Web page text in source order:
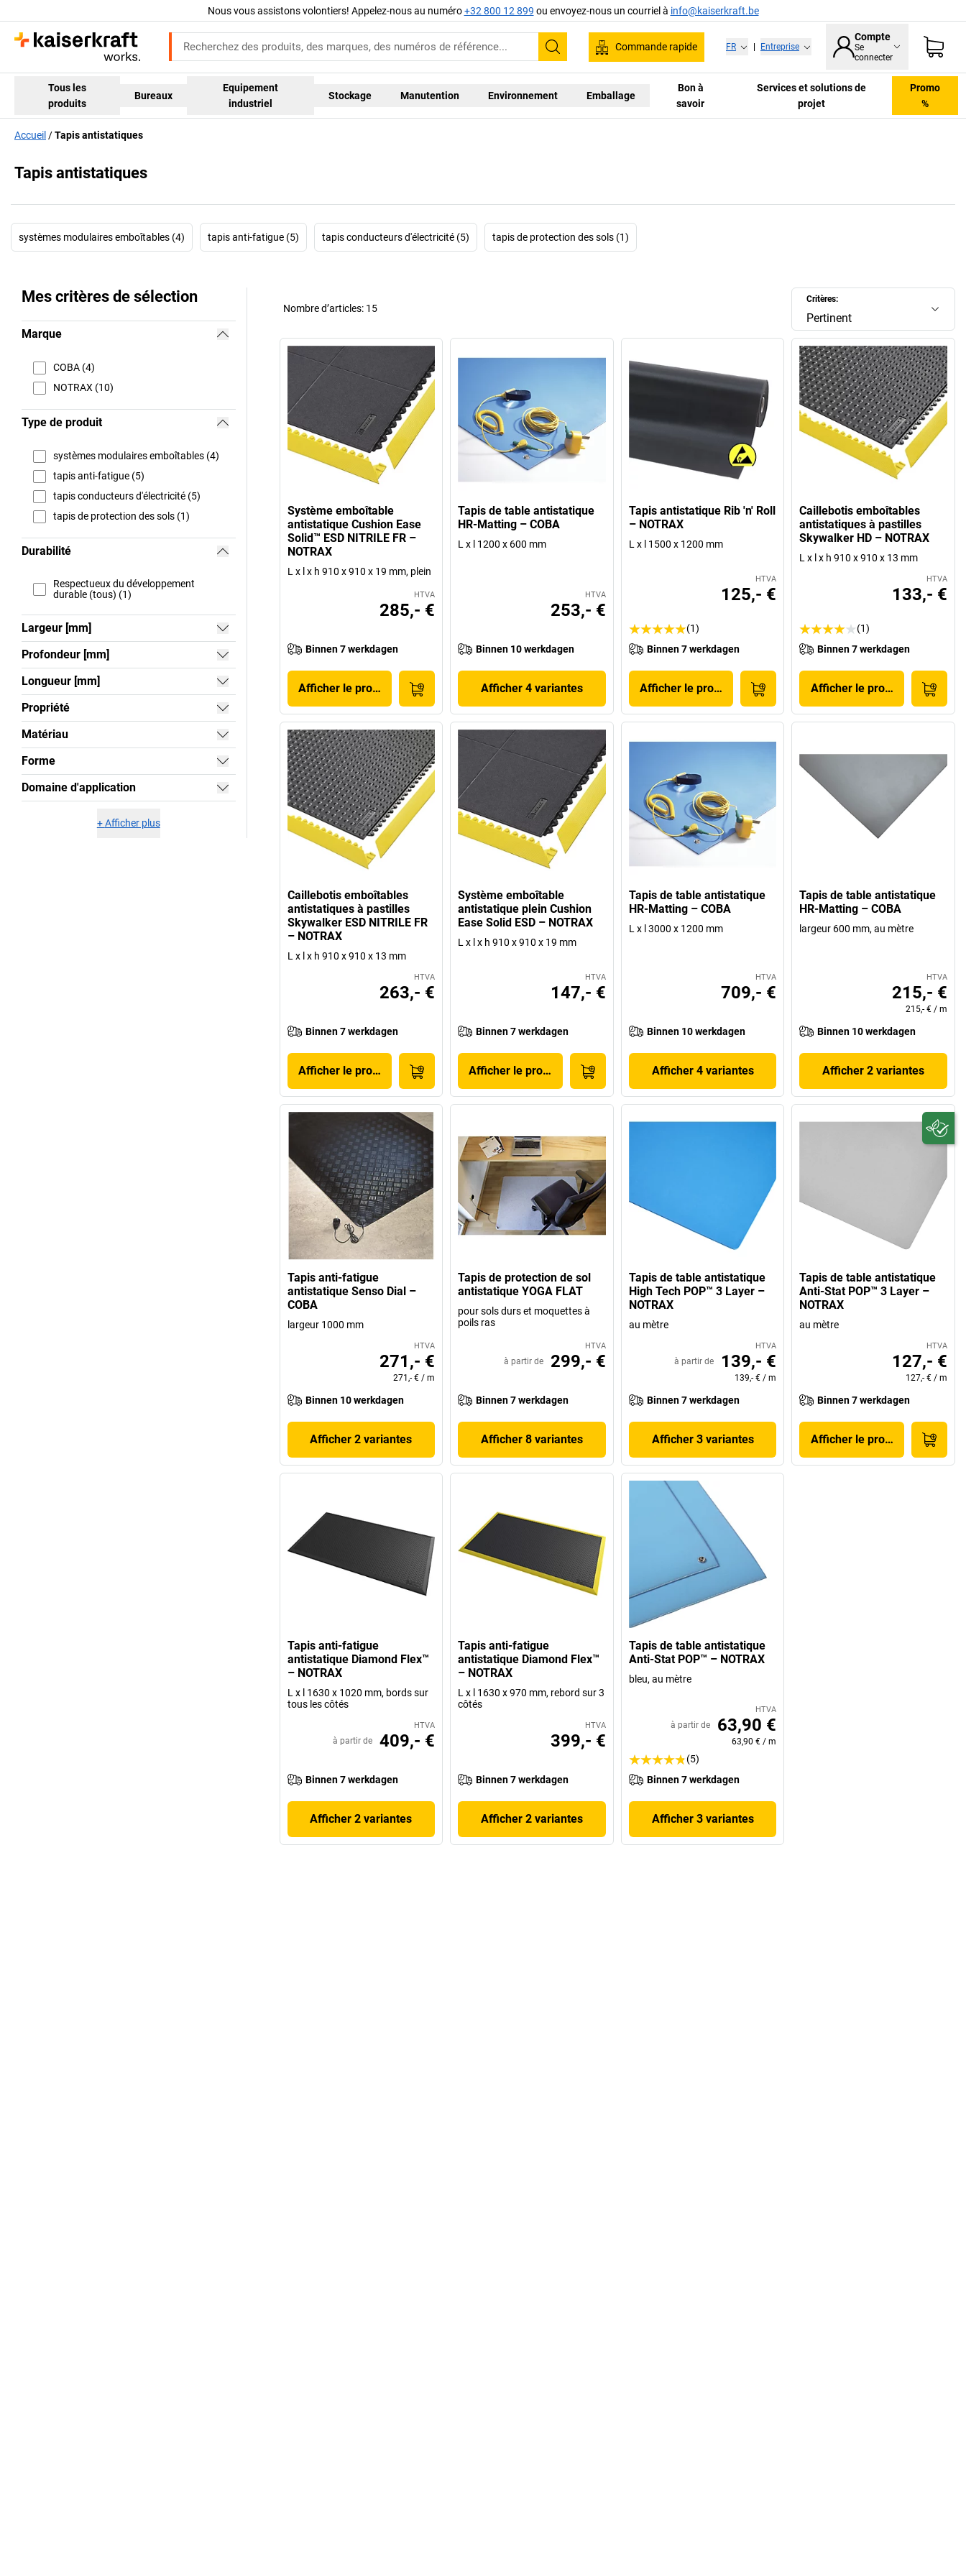
Nous vous assistons volontiers! Appelez-nous au numéro+32 800 12 899 ou envoyez-nous un courriel à info@kaiserkraft.be
Recherche
Commande rapide FR Entreprise
Compte
Se
connecter
Tous les
produits
Bureaux
Equipement
industriel
Stockage Manutention Environnement Emballage
Bon à
savoir
Services et solutions de
projet
Promo
%
Accueil Tapis antistatiques
Tapis antistatiques
systèmes modulaires emboîtables (4) tapis anti-fatigue (5) tapis conducteurs d'électricité (5) tapis de protection des sols (1)
Mes critères de sélection
Marque
COBA (4)
NOTRAX (10)
Type de produit
systèmes modulaires emboîtables (4)
tapis anti-fatigue (5)
tapis conducteurs d'électricité (5)
tapis de protection des sols (1)
Durabilité
Respectueux du développement
durable (tous) (1)
Largeur [mm]
Profondeur [mm]
Longueur [mm]
Propriété
Matériau
Forme
Domaine d'application
+Afficher plus
Critères:
Pertinent
Nombre d’articles: 15
Système emboîtable
antistatique Cushion Ease
Solid™ ESD NITRILE FR –
NOTRAX
L x l x h 910 x 910 x 19 mm, plein
HTVA
285,- €
Binnen 7 werkdagen
Afficher le produit
Tapis de table antistatique
HR-Matting – COBA
L x l 1200 x 600 mm
HTVA
253,- €
Binnen 10 werkdagen
Afficher 4 variantes
Tapis antistatique Rib 'n' Roll
– NOTRAX
L x l 1500 x 1200 mm
HTVA
125,- €
(1)
Binnen 7 werkdagen
Afficher le produit
Caillebotis emboîtables
antistatiques à pastilles
Skywalker HD – NOTRAX
L x l x h 910 x 910 x 13 mm
HTVA
133,- €
(1)
Binnen 7 werkdagen
Afficher le produit
Caillebotis emboîtables
antistatiques à pastilles
Skywalker ESD NITRILE FR
– NOTRAX
L x l x h 910 x 910 x 13 mm
HTVA
263,- €
Binnen 7 werkdagen
Afficher le produit
Système emboîtable
antistatique plein Cushion
Ease Solid ESD – NOTRAX
L x l x h 910 x 910 x 19 mm
HTVA
147,- €
Binnen 7 werkdagen
Afficher le produit
Tapis de table antistatique
HR-Matting – COBA
L x l 3000 x 1200 mm
HTVA
709,- €
Binnen 10 werkdagen
Afficher 4 variantes
Tapis de table antistatique
HR-Matting – COBA
largeur 600 mm, au mètre
HTVA
215,- €
215,- € / m
Binnen 10 werkdagen
Afficher 2 variantes
Tapis anti-fatigue
antistatique Senso Dial –
COBA
largeur 1000 mm
HTVA
271,- €
271,- € /m
Binnen 10 werkdagen
Afficher 2 variantes
Tapis de protection de sol
antistatique YOGA FLAT
pour sols durs et moquettes à
poils ras
HTVA
à partir de 299,- €
Binnen 7 werkdagen
Afficher 8 variantes
Tapis de table antistatique
High Tech POP™ 3 Layer –
NOTRAX
au mètre
HTVA
à partir de 139,- €
139,- € /m
Binnen 7 werkdagen
Afficher 3 variantes
Tapis de table antistatique
Anti-Stat POP™ 3 Layer –
NOTRAX
au mètre
HTVA
127,- €
127,- € / m
Binnen 7 werkdagen
Afficher le produit
Tapis anti-fatigue
antistatique Diamond Flex™
– NOTRAX
L x l 1630 x 1020 mm, bords sur
tous les côtés
HTVA
à partir de 409,- €
Binnen 7 werkdagen
Afficher 2 variantes
Tapis anti-fatigue
antistatique Diamond Flex™
– NOTRAX
L x l 1630 x 970 mm, rebord sur 3
côtés
HTVA
399,- €
Binnen 7 werkdagen
Afficher 2 variantes
Tapis de table antistatique
Anti-Stat POP™ – NOTRAX
bleu, au mètre
HTVA
à partir de 63,90 €
63,90 € /m
(5)
Binnen 7 werkdagen
Afficher 3 variantes